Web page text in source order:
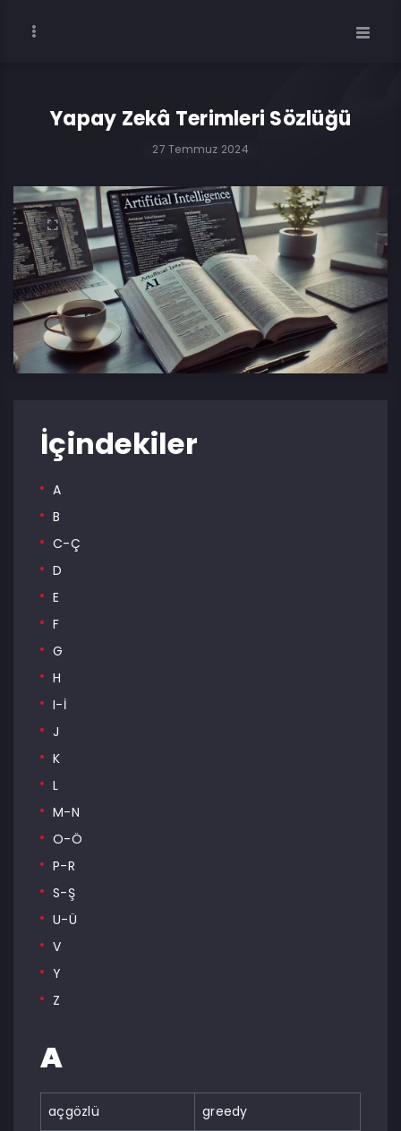
Yapay Zekâ Terimleri Sözlüğü
27 Temmuz 2024
İçindekiler
A
B
C-Ç
D
E
F
G
H
I-İ
J
K
L
M-N
O-Ö
P-R
S-Ş
U-Ü
V
Y
Z
A
açgözlü greedy